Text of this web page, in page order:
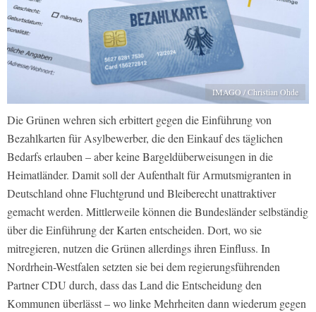
IMAGO / Christian Ohde
Die Grünen wehren sich erbittert gegen die Einführung von
Bezahlkarten für Asylbewerber, die den Einkauf des täglichen
Bedarfs erlauben – aber keine Bargeldüberweisungen in die
Heimatländer. Damit soll der Aufenthalt für Armutsmigranten in
Deutschland ohne Fluchtgrund und Bleiberecht unattraktiver
gemacht werden. Mittlerweile können die Bundesländer selbständig
über die Einführung der Karten entscheiden. Dort, wo sie
mitregieren, nutzen die Grünen allerdings ihren Einfluss. In
Nordrhein-Westfalen setzten sie bei dem regierungsführenden
Partner CDU durch, dass das Land die Entscheidung den
Kommunen überlässt – wo linke Mehrheiten dann wiederum gegen